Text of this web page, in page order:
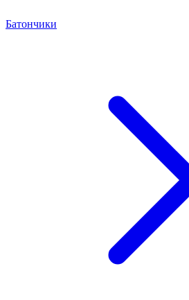
Батончики